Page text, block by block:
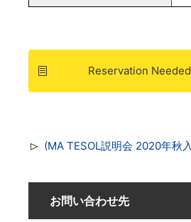
Reservation Needed
(MA TESOL説明会 2020年
お問い合わせ先